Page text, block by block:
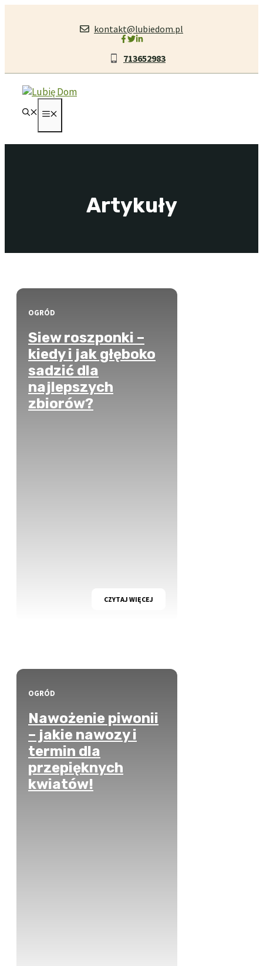
kontakt@lubiedom.pl
713652983
Artykuły
OGRÓD
Siew roszponki –
kiedy i jak głęboko
sadzić dla
najlepszych
zbiorów?
CZYTAJ WIĘCEJ
OGRÓD
Nawożenie piwonii
– jakie nawozy i
termin dla
przepięknych
kwiatów!